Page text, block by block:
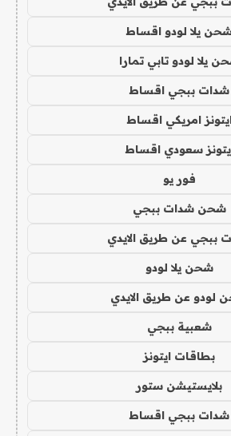
يلا لودو اقساط
يلا لودو تابي تمارا
شدات ببجي اقساط
امريكي اقساط
سعودي اقساط
فور يو
شحن شدات ببجي
ببجي عن طريق الايدي
شحن يلا لودو
لودو عن طريق الايدي
شعبية ببجي
بطاقات ايتونز
بلايستيشن ستور
شدات ببجي اقساط